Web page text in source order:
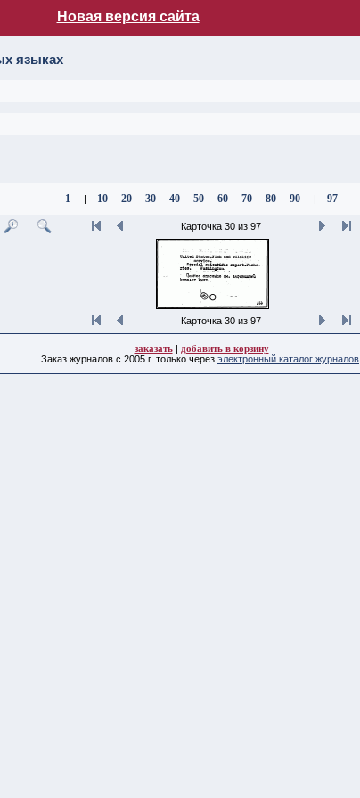
Новая версия сайта
языках
1 | 10 20 30 40 50 60 70 80 90 | 97
Карточка 30 из 97
Карточка 30 из 97
заказать| добавить в корзину
Заказ журналов с 2005 г. только через электронный каталог журналов